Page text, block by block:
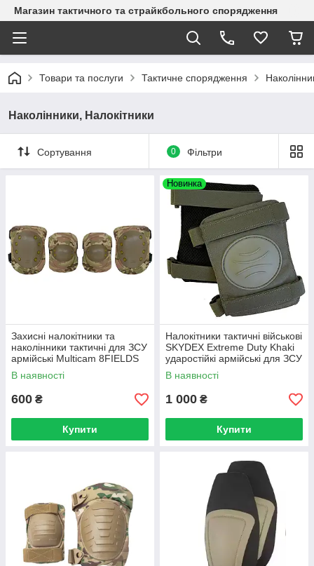
Магазин тактичного та страйкбольного спорядження
Товари та послуги Тактичне спорядження
Наколінники, Налокітники
Сортування 0 Фільтри
Захисні налокітники та
наколінники тактичні для ЗСУ
армійські Multicam 8FIELDS
військові мультикам
В наявності
600 ₴
Купити
Новинка
Налокітники тактичні військові
SKYDEX Extreme Duty Khaki
ударостійкі армійські для ЗСУ
захисні
В наявності
1 000 ₴
Купити